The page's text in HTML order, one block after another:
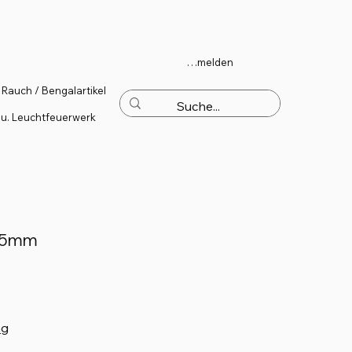
Rauch / Bengalartikel
u. Leuchtfeuerwerk
Anmelden